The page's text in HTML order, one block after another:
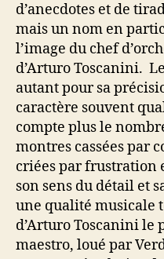
d’anecdotes et de
mais un nom en
l’image du chef
d’Arturo Toscanini.
autant pour sa
caractère souvent
compte plus le
montres cassées par
criées par frustration
son sens du détail et
une qualité musicale
d’Arturo Toscanini le
maestro, loué par